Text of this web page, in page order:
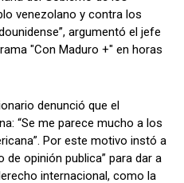
venezolano y contra los
argumentó el jefe
"Con Maduro +" en horas
denunció que el
“Se me parece mucho a los
Por este motivo instó a
de opinión publica” para dar a
internacional, como la